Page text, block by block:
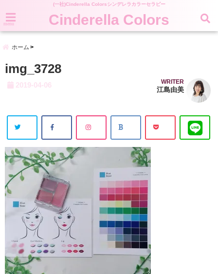
(一社)Cinderella Colorsシンデレラカラーセラピー
menu Cinderella Colors
ホーム
img_3728
2019-04-06 WRITER
江島由美